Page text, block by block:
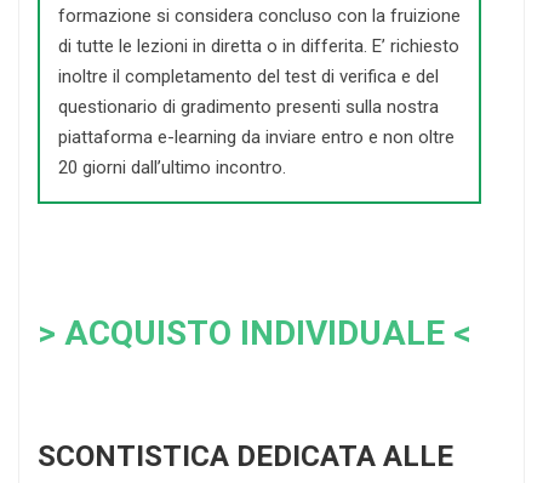
formazione si considera concluso con la fruizione
di tutte le lezioni in diretta o in differita. E’ richiesto
inoltre il completamento del test di verifica e del
questionario di gradimento presenti sulla nostra
piattaforma e-learning da inviare entro e non oltre
20 giorni dall’ultimo incontro.
> ACQUISTO INDIVIDUALE <
SCONTISTICA DEDICATA ALLE